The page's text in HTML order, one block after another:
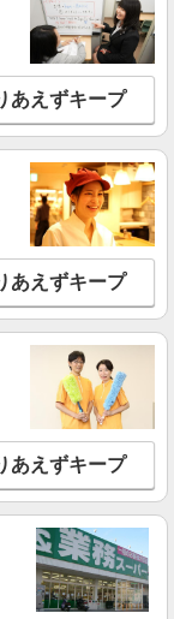
ト】
上 残業が発生した
支給します。
工場店 （茨城県土
細を見る
ト】
城県土浦市大字中
を見る
あえずキープ
あえずキープ
あえずキープ